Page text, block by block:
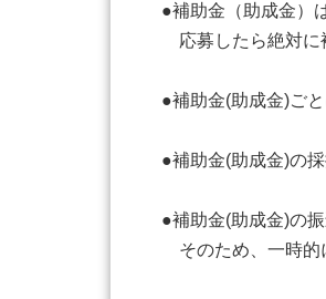
●補助金（助成金）
応募したら絶対に補
●補助金(助成金)ご
●補助金(助成金)の採
●補助金(助成金)の振
そのため、一時的に